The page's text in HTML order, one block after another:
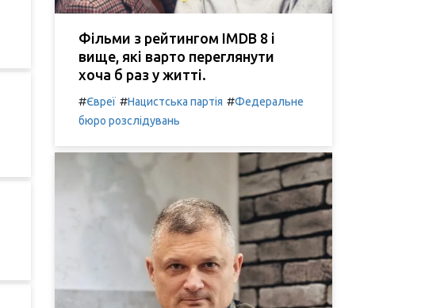
Фільми з рейтингом IMDB 8 і
вище, які варто переглянути
хоча б раз у житті.
#Євреї #Нацистська партія #Федеральне
бюро розслідувань